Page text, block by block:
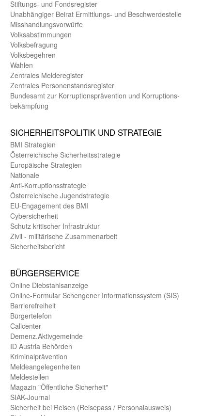
Stiftungs- und Fonds­register
Unab­hängiger Beirat Ermittlungs- und Beschwerde­stelle
Misshandlungs­vorwürfe
Volks­abstimmungen
Volks­befragung
Volks­begehren
Wahlen
Zentrales Melde­register
Zentrales Personen­stands­register
Bundes­amt zur Korrup­tions­prävention und Korrup­tions­
bekämpfung
SICHER­HEITS­POLITIK UND STRATEGIE
BMI Strategien
Öster­reichische Sicherheits­strategie
Europäische Strategien
Nationale
Anti-Korruptions­strategie
Öster­reichische Jugend­strategie
EU-Engagement des BMI
Cybersicherheit
Schutz kritischer Infra­struktur
Zivil - militärische Zusammen­arbeit
Sicherheits­bericht
BÜRGER­SERVICE
Online Diebstahls­anzeige
Online-Formular Schengener Informationssystem (SIS)
Barriere­freiheit
Bürger­telefon
Call­center
Demenz.Aktiv­gemeinde
ID Austria Behörden
Kriminal­prävention
Melde­an­ge­le­gen­heiten
Meld­estellen
Magazin "Öffentliche Sicherheit"
SIAK-Journal
Sicherheit bei Reisen (Reise­pass / Personal­ausweis)